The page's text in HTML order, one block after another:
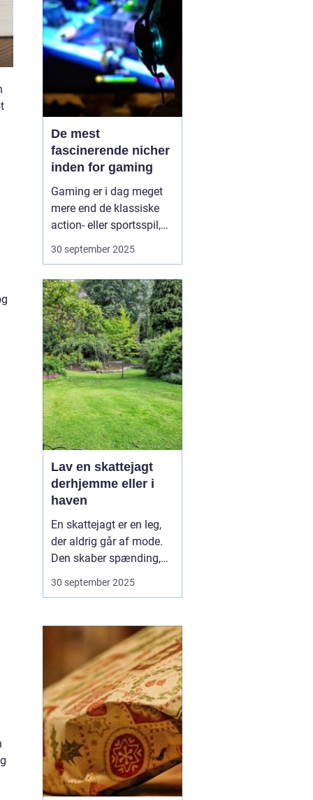
følelse af personlig stil
og kvalitet...
De mest
fascinerende nicher
inden for gaming
Gaming er i dag meget
mere end de klassiske
action- eller sportsspil,
de fleste kender. Bag de
store titler findes et væld
passionerede
fællesskaber samles om
helt særlige
spiloplevelser. Nicherne
viser,...
30 september 2025
Lav en skattejagt
derhjemme eller i
haven
En skattejagt er en leg,
der aldrig går af mode.
Den skaber spænding,
samarbejde og masser
af grin, uanset om
voksne. Med lidt fantasi
kan du nemt forvandle
dit hjem eller din have til
en magisk legeplads f...
30 september 2025